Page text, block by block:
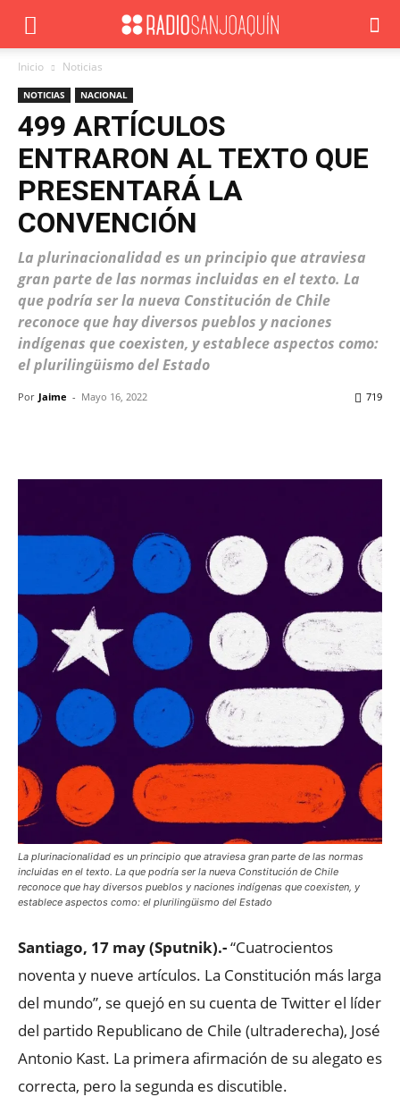
Inicio Noticias
NOTICIAS NACIONAL
499 ARTÍCULOS
ENTRARON AL TEXTO QUE
PRESENTARÁ LA
CONVENCIÓN
La plurinacionalidad es un principio que atraviesa
gran parte de las normas incluidas en el texto. La
que podría ser la nueva Constitución de Chile
reconoce que hay diversos pueblos y naciones
indígenas que coexisten, y establece aspectos como:
el plurilingüismo del Estado
Por Jaime - Mayo 16, 2022 719
La plurinacionalidad es un principio que atraviesa gran parte de las normas
incluidas en el texto. La que podría ser la nueva Constitución de Chile
reconoce que hay diversos pueblos y naciones indígenas que coexisten, y
establece aspectos como: el plurilingüismo del Estado
Santiago, 17 may (Sputnik).-“Cuatrocientos
noventa y nueve artículos. La Constitución más larga
del mundo”, se quejó en su cuenta de Twitter el líder
del partido Republicano de Chile (ultraderecha), José
Antonio Kast. La primera afirmación de su alegato es
correcta, pero la segunda es discutible.